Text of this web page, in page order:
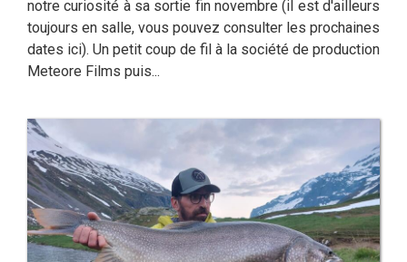
notre curiosité à sa sortie fin novembre (il est d'ailleurs
toujours en salle, vous pouvez consulter les prochaines
dates ici). Un petit coup de fil à la société de production
Meteore Films puis...